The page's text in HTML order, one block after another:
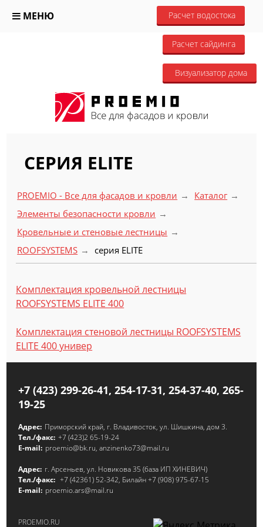
МЕНЮ Расчет водостока
Расчет сайдинга
Визуализатор дома
СЕРИЯ ELITE
PROEMIO - Все для фасадов и кровли
Каталог
Элементы безопасности кровли
Кровельные и стеновые лестницы
ROOFSYSTEMS
серия ELITE
Комплектация кровельной лестницы
ROOFSYSTEMS ELITE 400
Комплектация стеновой лестницы ROOFSYSTEMS
ELITE 400 универ
+7 (423) 299-26-41, 254-17-31, 254-37-40, 265-
19-25
Адрес: Приморский край, г. Владивосток, ул. Шишкина, дом 3.
Тел./факс: +7 (423)2 65-19-24
E-mail: proemio@bk.ru, anzinenko73@mail.ru
Адрес: г. Арсеньев, ул. Новикова 35 (база ИП ХИНЕВИЧ)
Тел./факс: +7 (42361) 52-342, Билайн +7 (908) 975-67-15
E-mail: proemio.ars@mail.ru
PROEMIO.RU